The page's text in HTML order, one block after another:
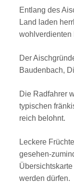
Entlang des
Land laden
wohlverdienten
Der
Baudenbach,
Die Radfahrer
typischen
reich belohnt.
Leckere
gesehen-
werden dürfen.